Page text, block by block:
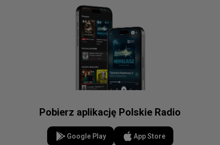
Pobierz aplikację Polskie Radio
Google Play App Store